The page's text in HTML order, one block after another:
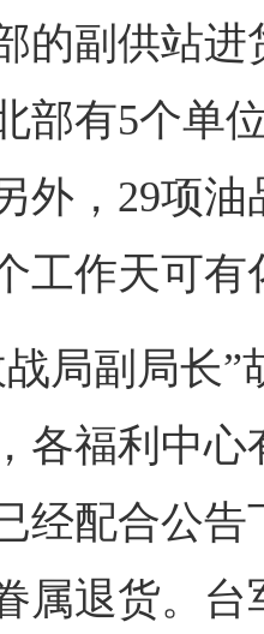
的副供站进
部有5个单
外，29项
工作天可有
战局副局长
各福利中
经配合公
属退货。